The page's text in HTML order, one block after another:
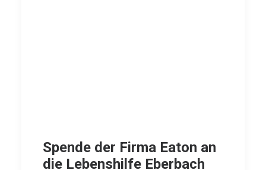
Spende der Firma Eaton an
die Lebenshilfe Eberbach